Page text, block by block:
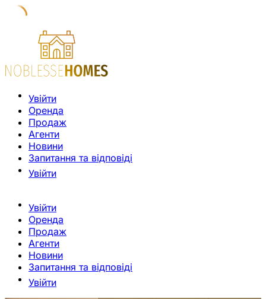
Увійти
Оренда
Продаж
Агенти
Новини
Запитання та відповіді
Увійти
Увійти
Оренда
Продаж
Агенти
Новини
Запитання та відповіді
Увійти